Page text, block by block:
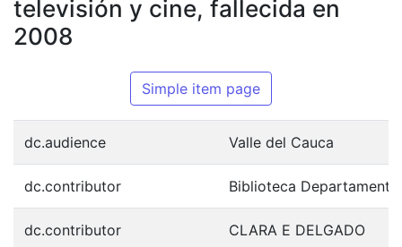
televisión y cine, fallecida en
2008
Simple item page
dc.audience Valle del Cauca
dc.contributor Biblioteca
dc.contributor CLARA E DELGADO